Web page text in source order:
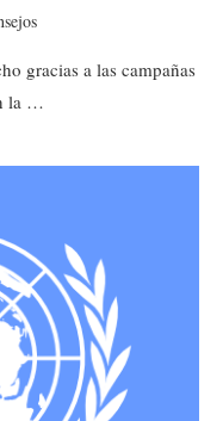
gracias a las campañas
la …